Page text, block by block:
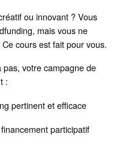
ou innovant ? Vous
mais vous ne
cours est fait pour vous.
votre campagne de
:
pertinent et efficace
participatif